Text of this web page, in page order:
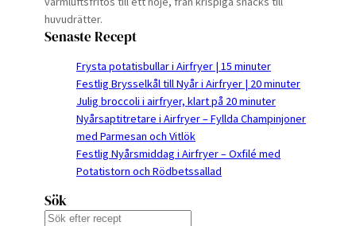
huvudrätter.
Senaste Recept
Frysta potatisbullar i Airfryer | 15 minuter
Festlig Brysselkål till Nyår i Airfryer | 20 minuter
Julig broccoli i airfryer, klart på 20 minuter
Nyårsaptitretare i Airfryer – Fyllda Champinjoner
med Parmesan och Vitlök
Festlig Nyårsmiddag i Airfryer – Oxfilé med
Potatistorn och Rödbetssallad
Sök
S